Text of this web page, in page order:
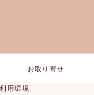
お取り寄せ
用環境